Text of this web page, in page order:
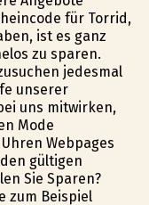
für Torrid,
ist es ganz
zu sparen.
jedesmal
unserer
uns mitwirken,
Mode
Webpages
gültigen
Sie Sparen?
zum Beispiel